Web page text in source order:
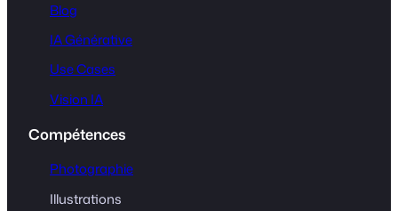
Blog
IA Générative
Use Cases
Vision IA
Compétences
Photographie
Illustrations